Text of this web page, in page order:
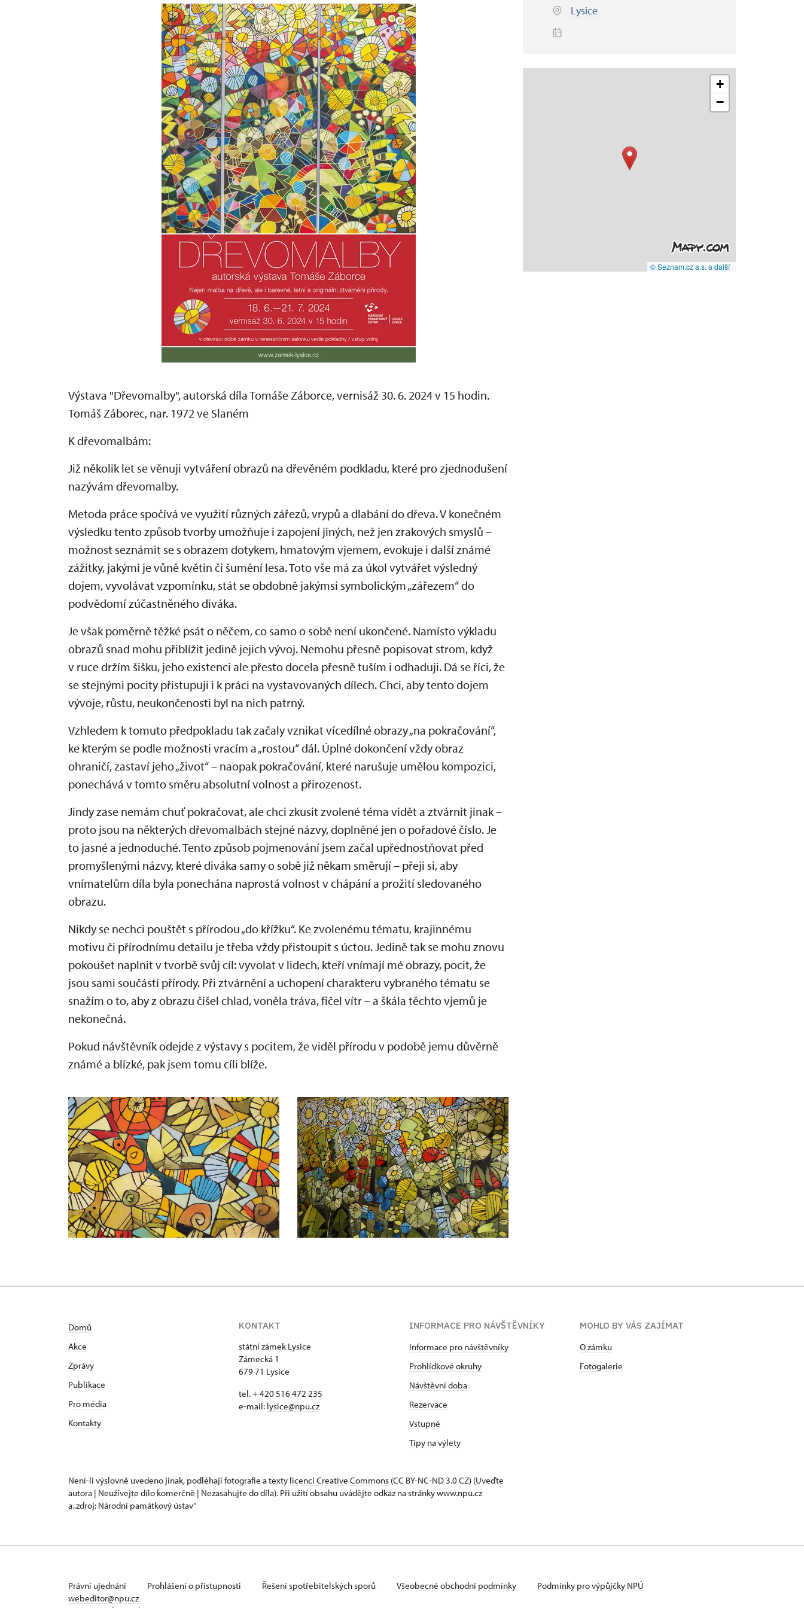
Výstava "Dřevomalby", autorská díla Tomáše Záborce, vernisáž 30. 6. 2024 v 15 hodin.
Tomáš Záborec, nar. 1972 ve Slaném
K dřevomalbám:
Již několik let se věnuji vytváření obrazů na dřevěném podkladu, které pro zjednodušení
nazývám dřevomalby.
Metoda práce spočívá ve využití různých zářezů, vrypů a dlabání do dřeva. V konečném
výsledku tento způsob tvorby umožňuje i zapojení jiných, než jen zrakových smyslů –
možnost seznámit se s obrazem dotykem, hmatovým vjemem, evokuje i další známé
zážitky, jakými je vůně květin či šumění lesa. Toto vše má za úkol vytvářet výsledný
dojem, vyvolávat vzpomínku, stát se obdobně jakýmsi symbolickým „zářezem“ do
podvědomí zúčastněného diváka.
Je však poměrně těžké psát o něčem, co samo o sobě není ukončené. Namísto výkladu
obrazů snad mohu přiblížit jedině jejich vývoj. Nemohu přesně popisovat strom, když
v ruce držím šišku, jeho existenci ale přesto docela přesně tuším i odhaduji. Dá se říci, že
se stejnými pocity přistupuji i k práci na vystavovaných dílech. Chci, aby tento dojem
vývoje, růstu, neukončenosti byl na nich patrný.
Vzhledem k tomuto předpokladu tak začaly vznikat vícedílné obrazy „na pokračování“,
ke kterým se podle možnosti vracím a „rostou“ dál. Úplné dokončení vždy obraz
ohraničí, zastaví jeho „život“ – naopak pokračování, které narušuje umělou kompozici,
ponechává v tomto směru absolutní volnost a přirozenost.
Jindy zase nemám chuť pokračovat, ale chci zkusit zvolené téma vidět a ztvárnit jinak –
proto jsou na některých dřevomalbách stejné názvy, doplněné jen o pořadové číslo. Je
to jasné a jednoduché. Tento způsob pojmenování jsem začal upřednostňovat před
promyšlenými názvy, které diváka samy o sobě již někam směrují – přeji si, aby
vnímatelům díla byla ponechána naprostá volnost v chápání a prožití sledovaného
obrazu.
Nikdy se nechci pouštět s přírodou „do křížku“. Ke zvolenému tématu, krajinnému
motivu či přírodnímu detailu je třeba vždy přistoupit s úctou. Jedině tak se mohu znovu
pokoušet naplnit v tvorbě svůj cíl: vyvolat v lidech, kteří vnímají mé obrazy, pocit, že
jsou sami součástí přírody. Při ztvárnění a uchopení charakteru vybraného tématu se
snažím o to, aby z obrazu čišel chlad, voněla tráva, fičel vítr – a škála těchto vjemů je
nekonečná.
Pokud návštěvník odejde z výstavy s pocitem, že viděl přírodu v podobě jemu důvěrně
známé a blízké, pak jsem tomu cíli blíže.
Lysice
+
−
© Seznam.cz a.s. a další
Domů
Akce
Zprávy
Publikace
Pro média
Kontakty
KONTAKT
státní zámek Lysice
Zámecká 1
679 71 Lysice
tel. + 420 516 472 235
e-mail: ​lysice@npu.cz
INFORMACE PRO NÁVŠTĚVNÍKY
Informace pro návštěvníky
Prohlídkové okruhy
Návštěvní doba
Rezervace
Vstupné
Tipy na výlety
MOHLO BY VÁS ZAJÍMAT
O zámku
Fotogalerie
Není-li výslovně uvedeno jinak, podléhají fotografie a texty licenci Creative Commons (CC BY-NC-ND 3.0 CZ) (Uveďte
autora | Neužívejte dílo komerčně | Nezasahujte do díla). Při užití obsahu uvádějte odkaz na stránky www.npu.cz
a „zdroj: Národní památkový ústav“
Právní ujednání Prohlášení o přístupnosti Řešení spotřebitelských sporů Všeobecné obchodní podmínky
Podmínky pro výpůjčky NPÚ
webeditor@npu.cz